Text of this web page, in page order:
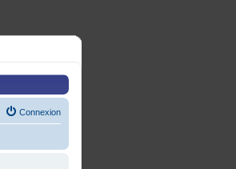
Connexion